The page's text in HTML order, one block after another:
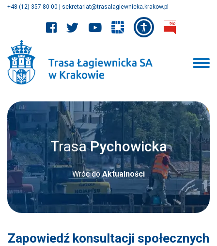
+48 (12) 357 80 00 sekretariat@trasalagiewnicka.krakow.pl
TrasaPychowicka
Wróc doAktualności
Zapowiedź konsultacji społecznych